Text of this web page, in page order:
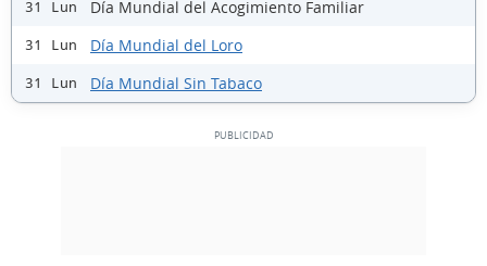
31 Lun Día Mundial del Acogimiento Familiar
31 Lun Día Mundial del Loro
31 Lun Día Mundial Sin Tabaco